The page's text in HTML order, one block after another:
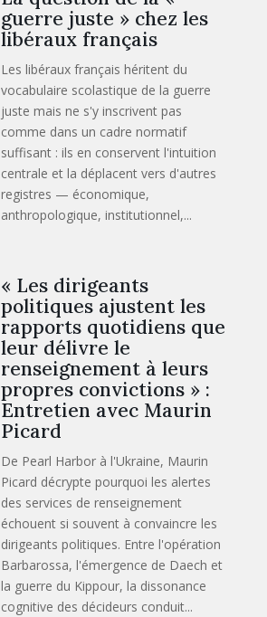
guerre juste » chez les
libéraux français
Les libéraux français héritent du
vocabulaire scolastique de la guerre
juste mais ne s'y inscrivent pas
comme dans un cadre normatif
suffisant : ils en conservent l'intuition
centrale et la déplacent vers d'autres
registres — économique,
anthropologique, institutionnel,...
« Les dirigeants
politiques ajustent les
rapports quotidiens que
leur délivre le
renseignement à leurs
propres convictions » :
Entretien avec Maurin
Picard
De Pearl Harbor à l'Ukraine, Maurin
Picard décrypte pourquoi les alertes
des services de renseignement
échouent si souvent à convaincre les
dirigeants politiques. Entre l'opération
Barbarossa, l'émergence de Daech et
la guerre du Kippour, la dissonance
cognitive des décideurs conduit...